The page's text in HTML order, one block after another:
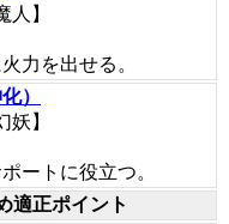
人】
力を出せる。
）
妖】
ートに役立つ。
適正ポイント